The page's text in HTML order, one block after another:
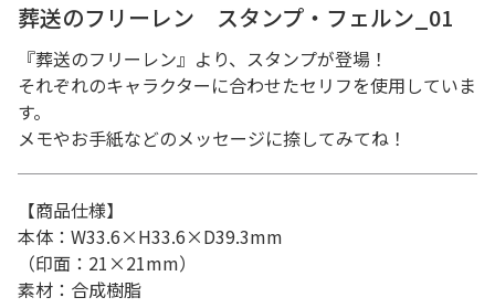
葬送のフリーレン スタンプ・フェルン_01
『葬送のフリーレン』より、スタンプが登場！
それぞれのキャラクターに合わせたセリフを使用していま
す。
メモやお手紙などのメッセージに捺してみてね！
【商品仕様】
本体：W33.6×H33.6×D39.3mm
（印面：21×21mm）
素材：合成樹脂